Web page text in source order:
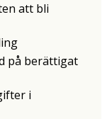
att bli
på berättigat
i